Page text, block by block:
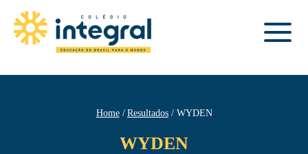
Home Resultados WYDEN
WYDEN